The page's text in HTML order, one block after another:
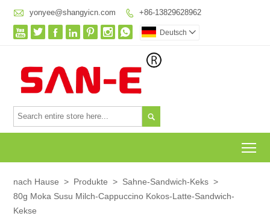
 yonyee@shangyicn.com  +86-13829628962
       Deutsch 

nach Hause > Produkte > Sahne-Sandwich-Keks >
80g Moka Susu Milch-Cappuccino Kokos-Latte-Sandwich-
Kekse